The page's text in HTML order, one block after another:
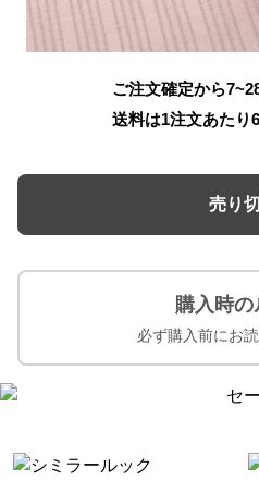
ご注文確定から
送料は1注文あたり
売り
購入時の
必ず購入前にお